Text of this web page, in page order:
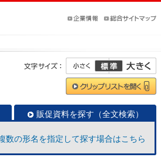
販促資料を探す（全文検索）
数の形名を指定して探す場合はこちら